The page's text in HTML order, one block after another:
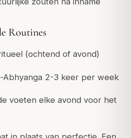
Routines
(ochtend of avond)
Abhyanga 2-3 keer per week
voeten elke avond voor het